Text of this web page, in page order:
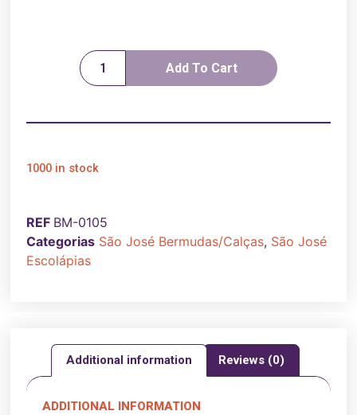
Add To Cart
1000 in stock
REF BM-0105
Categorias São José Bermudas/Calças, São José
Escolápias
Additional information Reviews (0)
ADDITIONAL INFORMATION